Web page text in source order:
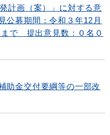
計画（案）」に対する意
公募期間：令和３年12月
で 提出意見数：０名０
助金交付要綱等の一部改